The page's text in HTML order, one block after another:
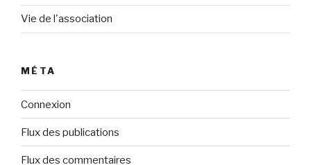
Vie de l'association
MÉTA
Connexion
Flux des publications
Flux des commentaires